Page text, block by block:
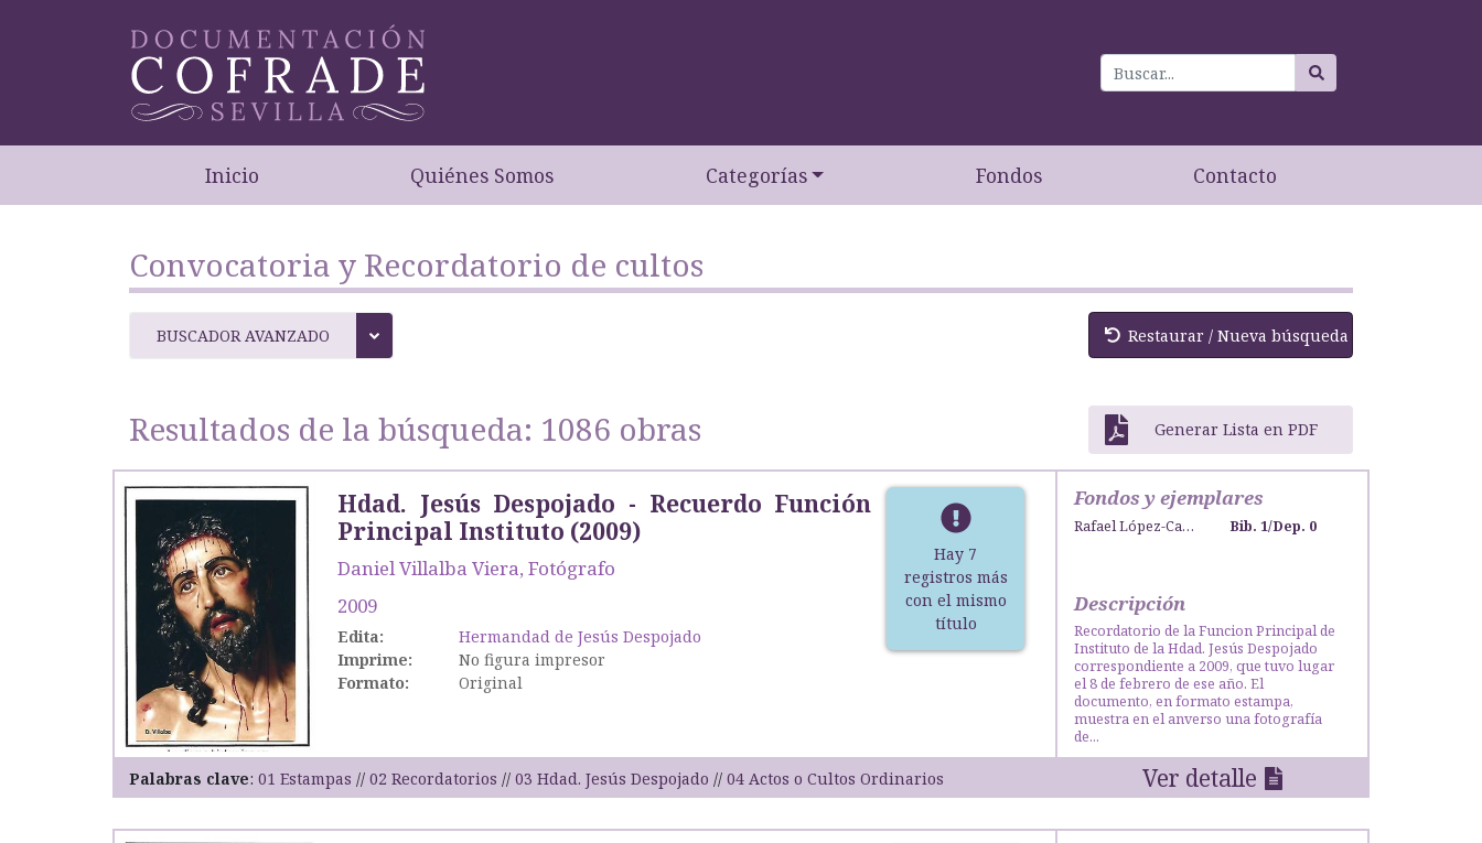
Inicio Quiénes Somos Categorías Fondos Contacto
Convocatoria y Recordatorio de cultos
BUSCADOR AVANZADO Restaurar / Nueva búsqueda
Resultados de la búsqueda: 1086 obras Generar Lista en PDF
Hay 7
registros más
con el mismo
título
Hdad. Jesús Despojado - Recuerdo Función
Principal Instituto (2009)
Daniel Villalba Viera, Fotógrafo
2009
Edita:
Hermandad de Jesús Despojado
Imprime:
No figura impresor
Formato:
Original
Fondos y ejemplares
Rafael López-Campos Bodineau Bib. 1/Dep. 0
Descripción
Recordatorio de la Funcion Principal de
Instituto de la Hdad. Jesús Despojado
correspondiente a 2009, que tuvo lugar
el 8 de febrero de ese año. El
documento, en formato estampa,
muestra en el anverso una fotografía
de...
Palabras clave 01 Estampas 02 Recordatorios 03 Hdad. Jesús Despojado 04 Actos o Cultos Ordinarios Ver detalle